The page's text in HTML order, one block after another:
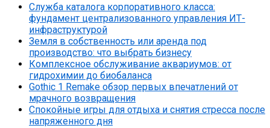
Служба каталога корпоративного класса:
фундамент централизованного управления ИТ-
инфраструктурой
Земля в собственность или аренда под
производство: что выбрать бизнесу
Комплексное обслуживание аквариумов: от
гидрохимии до биобаланса
Gothic 1 Remake обзор первых впечатлений от
мрачного возвращения
Спокойные игры для отдыха и снятия стресса после
напряженного дня